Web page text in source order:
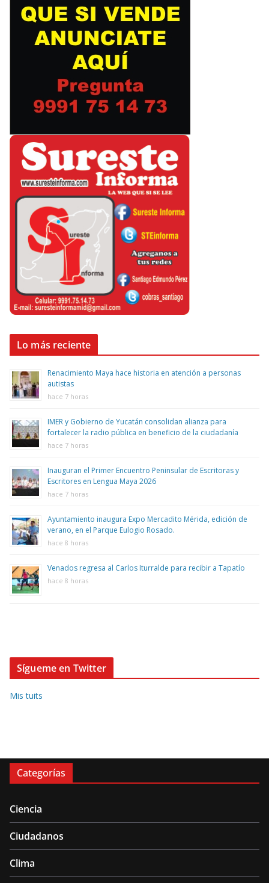
Lo más reciente
Renacimiento Maya hace historia en atención a personas
autistas
hace 7 horas
IMER y Gobierno de Yucatán consolidan alianza para
fortalecer la radio pública en beneficio de la ciudadanía
hace 7 horas
Inauguran el Primer Encuentro Peninsular de Escritoras y
Escritores en Lengua Maya 2026
hace 7 horas
Ayuntamiento inaugura Expo Mercadito Mérida, edición de
verano, en el Parque Eulogio Rosado.
hace 8 horas
Venados regresa al Carlos Iturralde para recibir a Tapatío
hace 8 horas
Sígueme en Twitter
Mis tuits
Categorías
Ciencia
Ciudadanos
Clima